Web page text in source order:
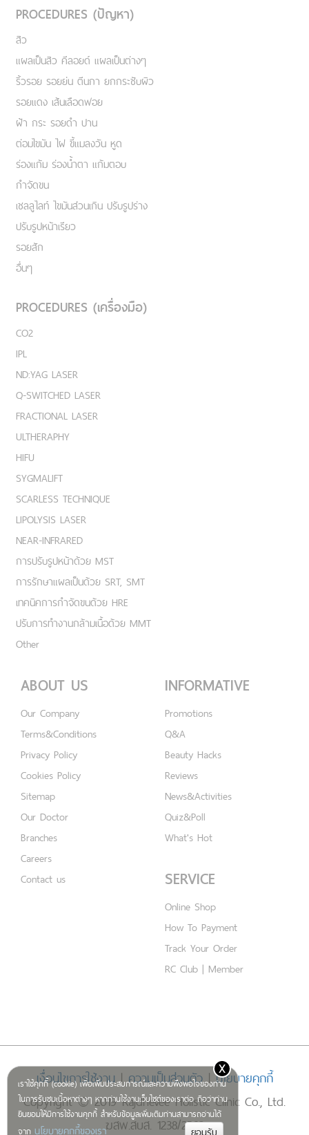
เราใช้คุกกี้ (cookie) เพื่อเพิ่มประสบการณ์และความพึงพอใจของท่าน
ในการรับชมเนื้อหาต่างๆ หากท่านใช้งานเว็บไซต์ของเราต่อ ถือว่าท่าน
ยินยอมให้มีการใช้งานคุกกี้ สำหรับข้อมูลเพิ่มเติมท่านสามารถอ่านได้
จาก นโยบายคุกกี้ของเรา
x
PROCEDURES (ปัญหา)
สิว
แผลเป็นสิว คีลอยด์ แผลเป็นต่างๆ
ริ้วรอย รอยย่น ตีนกา ยกกระชับผิว
รอยแดง เส้นเลือดฟอย
ฝ้า กระ รอยดำ ปาน
ต่อมไขมัน ไฝ ขี้แมลงวัน หูด
ร่องแก้ม ร่องน้ำตา แก้มตอบ
กำจัดขน
เชลลูไลท์ ไขมันส่วนเกิน ปรับรูปร่าง
ปรับรูปหน้าเรียว
รอยสัก
อื่นๆ
PROCEDURES (เครื่องมือ)
CO2
IPL
ND:YAG LASER
Q-SWITCHED LASER
FRACTIONAL LASER
ULTHERAPHY
HIFU
SYGMALIFT
SCARLESS TECHNIQUE
LIPOLYSIS LASER
NEAR-INFRARED
การปรับรูปหน้าด้วย MST
การรักษาแผลเป็นด้วย SRT, SMT
เทคนิคการกำจัดขนด้วย HRE
ปรับการทำงานกล้ามเนื้อด้วย MMT
Other
ABOUT US
Our Company
Terms&Conditions
Privacy Policy
Cookies Policy
Sitemap
Our Doctor
Branches
Careers
Contact us
INFORMATIVE
Promotions
Q&A
Beauty Hacks
Reviews
News&Activities
Quiz&Poll
What's Hot
SERVICE
Online Shop
How To Payment
Track Your Order
RC Club | Member
เงื่อนไขการใช้งาน|ความเป็นส่วนตัว|นโยบายคุกกี้
Copyright © 2019 Rajdhevee Holistic Clinic Co., Ltd.
ฆสพ.สบส. 1238/2562